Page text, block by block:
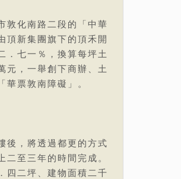
敦化南路二段的「中華
頂新集團旗下的頂禾開
．七一％，換算每坪土
元，一舉創下商辦、土
華票敦南障礙」。
後，將透過都更的方式
至三年的時間完成。
四二坪、建物面積二千